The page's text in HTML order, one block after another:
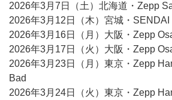
2026年3月7日（土）北海道・Zepp
2026年3月12日（木）宮城・SENDAI
2026年3月16日（月）大阪・Zepp
2026年3月17日（火）大阪・Zepp
2026年3月23日（月）東京・Zepp
Bad
2026年3月24日（火）東京・Zepp